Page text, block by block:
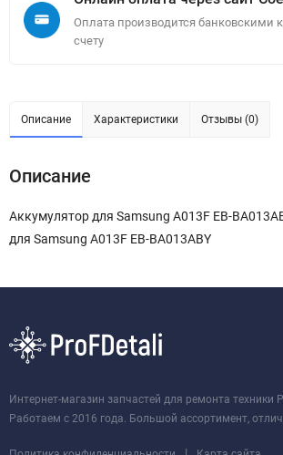
Оплата производится банковскими
счету
Описание Характеристики Отзывы (0)
Описание
Аккумулятор для Samsung A013F EB-
для Samsung A013F EB-BA013ABY
Интернет-магазин запчастей для ремонта техники
Работаем с 2016 года. Большой ассортимент,